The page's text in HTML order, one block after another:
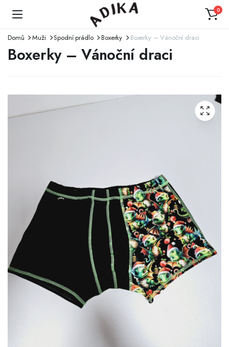
0
Domů Muži Spodní prádlo Boxerky Boxerky – Vánoční draci
Boxerky – Vánoční draci